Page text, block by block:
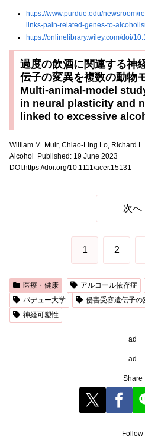
https://www.purdue.edu/newsroom/
links-pain-related-genes-to-
https://onlinelibrary.wiley.com/doi/
過度の飲酒に関連する神
伝子の変異を複数の動物
Multi-animal-model
in neural plasticity and
linked to excessive
William M. Muir, Chiao-Ling Lo, Richard
Alcohol Published: 19 June 2023
DOI:https://doi.org/10.1111/acer.15131
次へ
1 2
医療・健康 アルコール依存症
パデュー大学
侵害受容遺伝子の
神経可塑性
ad
ad
Share
Follow